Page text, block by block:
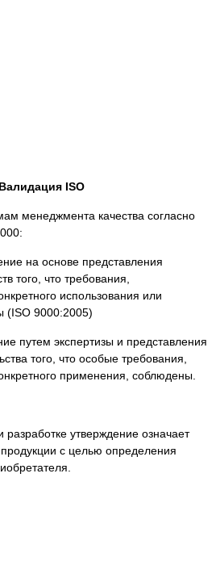
Валидация ISO
менеджмента качества согласно
на основе представления
того, что требования,
использования или
(ISO 9000:2005)
путем экспертизы и представления
того, что особые требования,
применения, соблюдены.
утверждение означает
с целью определения